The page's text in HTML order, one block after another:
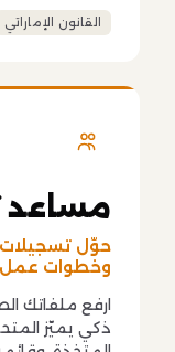
القانون الإماراتي
مساعد
حوّل تسجيلات
وخطوات عمل
ارفع ملفاتك
ذكي يميّز